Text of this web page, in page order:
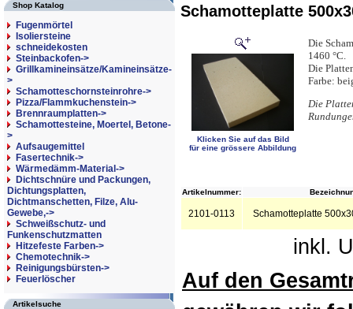
Shop Katalog
Fugenmörtel
Isoliersteine
schneidekosten
Steinbackofen->
Grillkamineinsätze/Kamineinsätze-
>
Schamotteschornsteinrohre->
Pizza/Flammkuchenstein->
Brennraumplatten->
Schamottesteine, Moertel, Betone-
>
Aufsaugemittel
Fasertechnik->
Wärmedämm-Material->
Dichtschnüre und Packungen,
Dichtungsplatten,
Dichtmanschetten, Filze, Alu-
Gewebe,->
Schweißschutz- und
Funkenschutzmatten
Hitzefeste Farben->
Chemotechnik->
Reinigungsbürsten->
Feuerlöscher
Artikelsuche
Schamotteplatte
Klicken Sie auf das Bild
für eine grössere Abbildung
Die
1460 °C.
Die
Farbe:
Die
Artikelnummer:
2101-0113 Schamotteplatte
inkl.
Auf den